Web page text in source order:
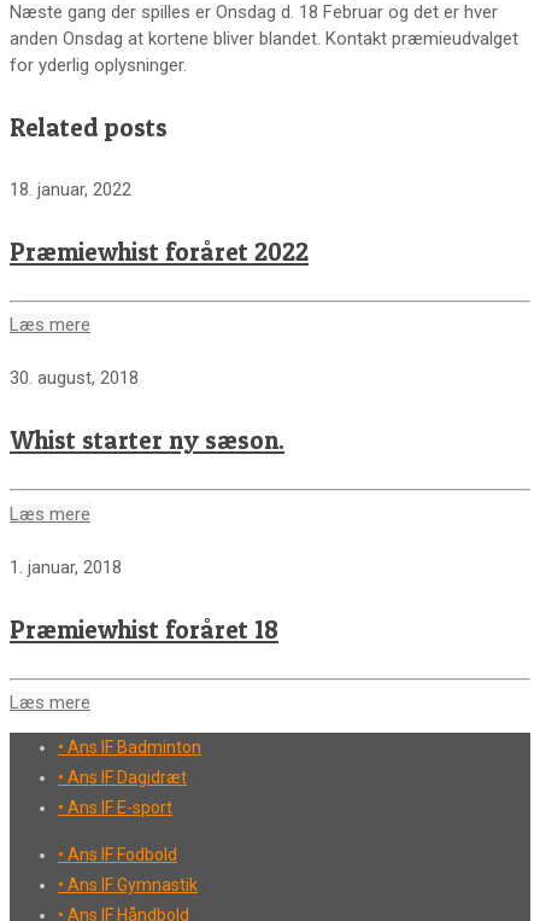
Næste gang der spilles er Onsdag d. 18 Februar og det er hver
anden Onsdag at kortene bliver blandet. Kontakt præmieudvalget
for yderlig oplysninger.
Related posts
18. januar, 2022
Præmiewhist foråret 2022
Læs mere
30. august, 2018
Whist starter ny sæson.
Læs mere
1. januar, 2018
Præmiewhist foråret 18
Læs mere
• Ans IF Badminton
• Ans IF Dagidræt
• Ans IF E-sport
• Ans IF Fodbold
• Ans IF Gymnastik
• Ans IF Håndbold